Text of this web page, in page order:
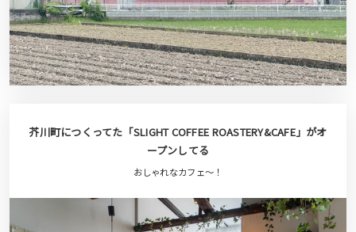
芥川町につくってた「SLIGHT COFFEE ROASTERY&CAFE」がオ
ープンしてる
おしゃれなカフェ〜！